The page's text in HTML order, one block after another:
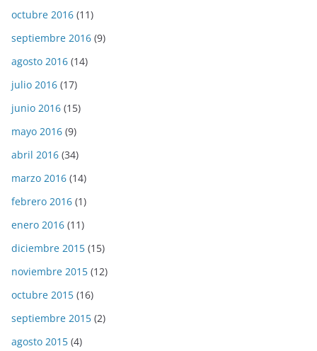
octubre 2016 (11)
septiembre 2016 (9)
agosto 2016 (14)
julio 2016 (17)
junio 2016 (15)
mayo 2016 (9)
abril 2016 (34)
marzo 2016 (14)
febrero 2016 (1)
enero 2016 (11)
diciembre 2015 (15)
noviembre 2015 (12)
octubre 2015 (16)
septiembre 2015 (2)
agosto 2015 (4)